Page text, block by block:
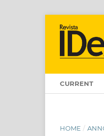
CURRENT
HOME /